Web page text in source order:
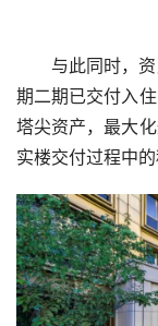
与此同时，
期二期已交付入
塔尖资产，最大
实楼交付过程中